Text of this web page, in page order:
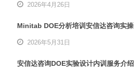
2026年4月26日
Minitab DOE分析培训安信达咨询实
2026年5月31日
安信达咨询DOE实验设计内训服务介